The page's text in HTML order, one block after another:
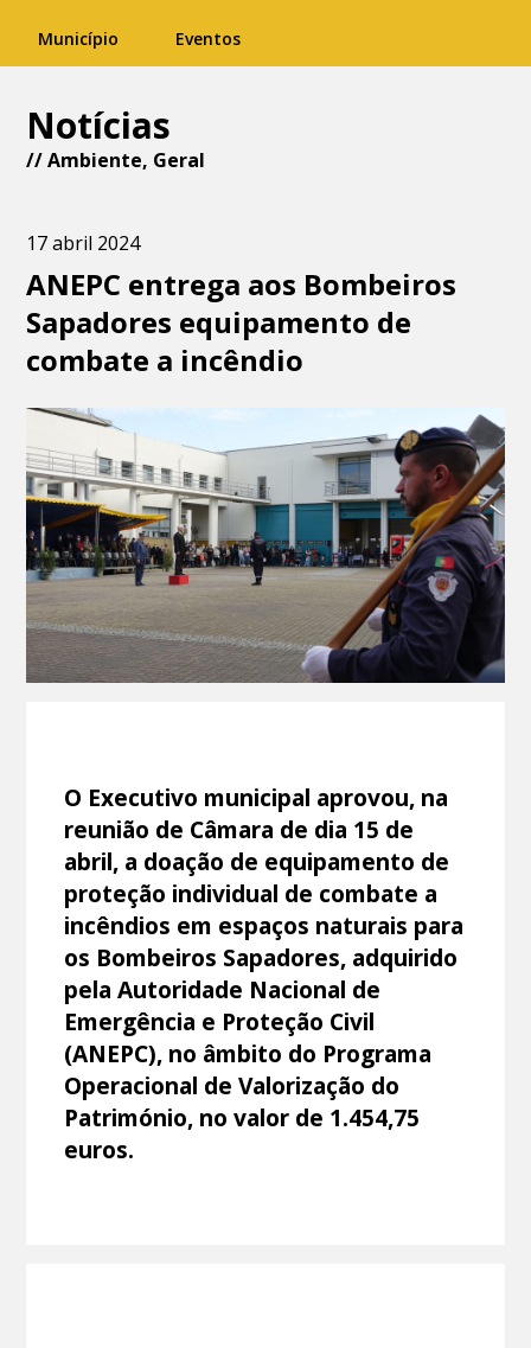
Município Eventos
Notícias
//Ambiente, Geral
17 abril 2024
ANEPC entrega aos Bombeiros
Sapadores equipamento de
combate a incêndio
O Executivo municipal aprovou, na
reunião de Câmara de dia 15 de
abril, a doação de equipamento de
proteção individual de combate a
incêndios em espaços naturais para
os Bombeiros Sapadores, adquirido
pela Autoridade Nacional de
Emergência e Proteção Civil
(ANEPC), no âmbito do Programa
Operacional de Valorização do
Património, no valor de 1.454,75
euros.